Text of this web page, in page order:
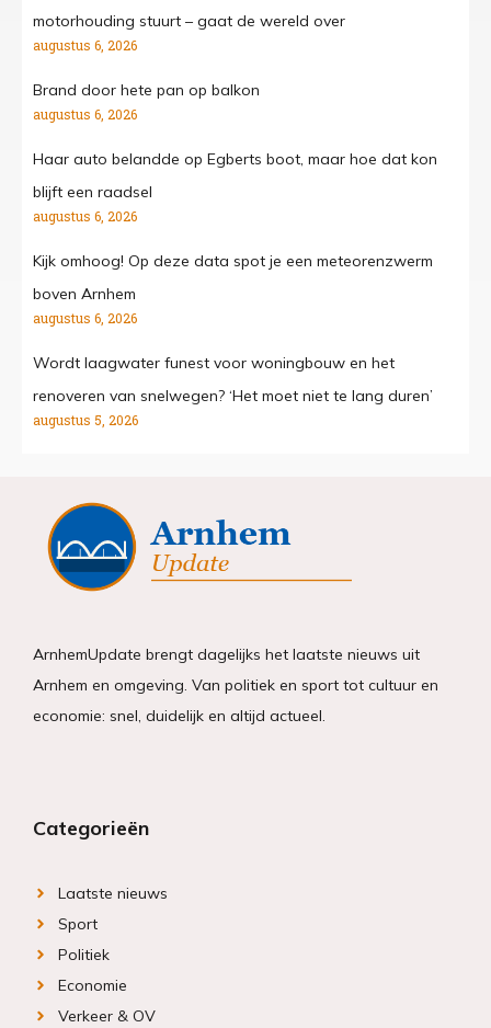
motorhouding stuurt – gaat de wereld over
augustus 6, 2026
Brand door hete pan op balkon
augustus 6, 2026
Haar auto belandde op Egberts boot, maar hoe dat kon
blijft een raadsel
augustus 6, 2026
Kijk omhoog! Op deze data spot je een meteorenzwerm
boven Arnhem
augustus 6, 2026
Wordt laagwater funest voor woningbouw en het
renoveren van snelwegen? ‘Het moet niet te lang duren’
augustus 5, 2026
ArnhemUpdate brengt dagelijks het laatste nieuws uit
Arnhem en omgeving. Van politiek en sport tot cultuur en
economie: snel, duidelijk en altijd actueel.
Categorieën
Laatste nieuws
Sport
Politiek
Economie
Verkeer & OV